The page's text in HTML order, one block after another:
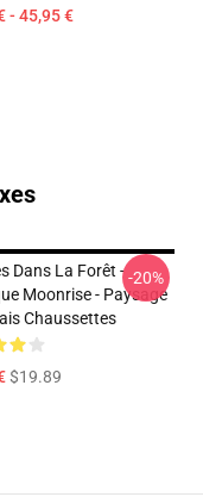
- 45,95 €
Dans La Forêt -
Moonrise - Paysage
Chaussettes
$19.89
-20%